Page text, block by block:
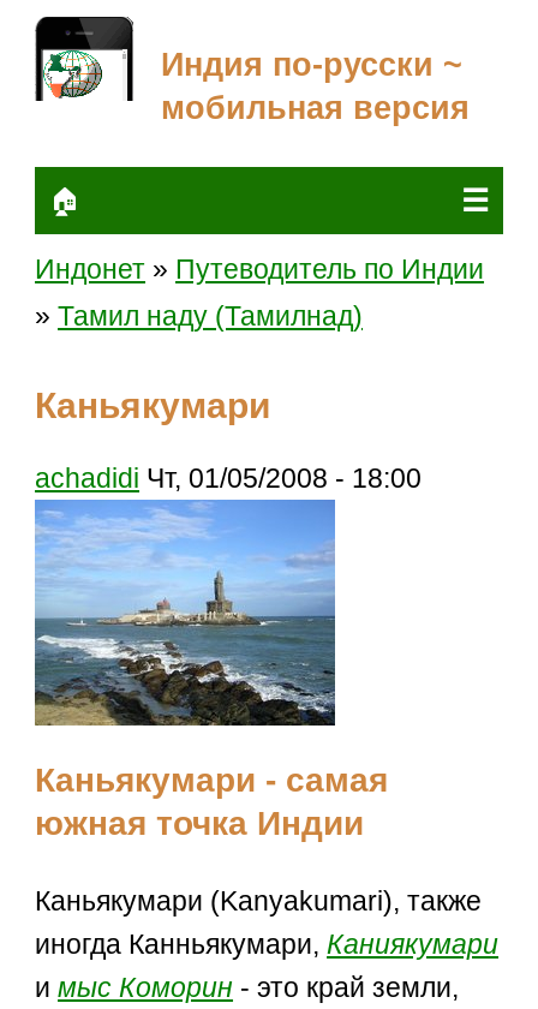
Индия по-русски ~
мобильная версия
🏠 ☰
Индонет » Путеводитель по Индии
»Тамил наду (Тамилнад)
Каньякумари
achadidi Чт, 01/05/2008 - 18:00
Каньякумари - самая
южная точка Индии
Каньякумари (Kanyakumari), также
иногда Канньякумари, Каниякумари
имыс Коморин - это край земли,